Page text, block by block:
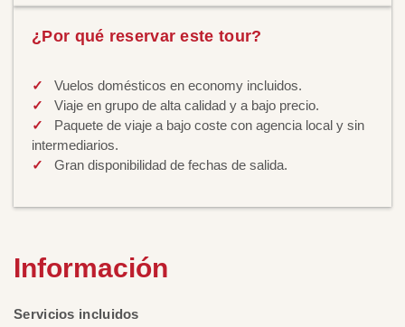
¿Por qué reservar este tour?
Vuelos domésticos en economy incluidos.
Viaje en grupo de alta calidad y a bajo precio.
Paquete de viaje a bajo coste con agencia local y sin
intermediarios.
Gran disponibilidad de fechas de salida.
Información
Servicios incluidos